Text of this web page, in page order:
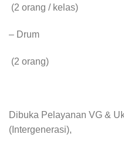
(2 orang / kelas)
– Drum
(2 orang)
Dibuka Pelayanan VG &
(Intergenerasi),